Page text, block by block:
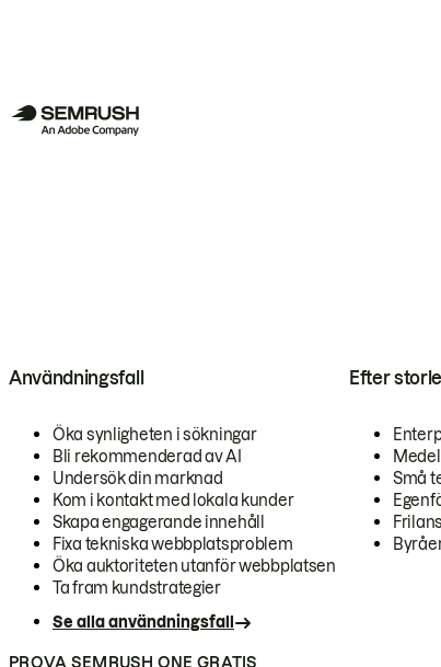
Användningsfall
Öka synligheten i sökningar
Bli rekommenderad av AI
Undersök din marknad
Kom i kontakt med lokala kunder
Skapa engagerande innehåll
Fixa tekniska webbplatsproblem
Öka auktoriteten utanför webbplatsen
Ta fram kundstrategier
Se alla användningsfall
Efter
Små
PROVA SEMRUSH ONE GRATIS